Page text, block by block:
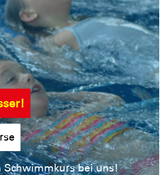
Schwimmkurs bei uns!